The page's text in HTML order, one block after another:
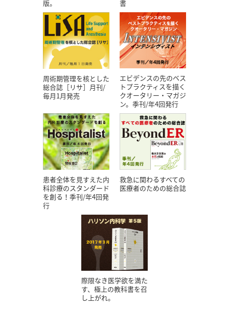
版。
書
周術期管理を核とした
総合誌［リサ］月刊/
毎月1月発売
エビデンスの先のベス
トプラクティスを描く
クオータリー・マガジ
ン。季刊/年4回発行
患者全体を見すえた内
科診療のスタンダード
を創る！季刊/年4回発
行
救急に関わるすべての
医療者のための総合誌
際限なき医学欲を満た
す、極上の教科書を召
し上がれ。